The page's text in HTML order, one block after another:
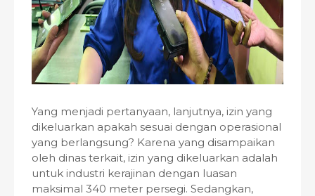
Yang menjadi pertanyaan, lanjutnya, izin yang
dikeluarkan apakah sesuai dengan operasional
yang berlangsung? Karena yang disampaikan
oleh dinas terkait, izin yang dikeluarkan adalah
untuk industri kerajinan dengan luasan
maksimal 340 meter persegi. Sedangkan,